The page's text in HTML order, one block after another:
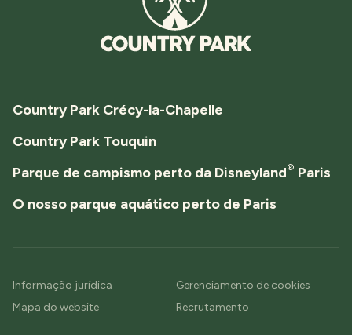
Country Park Crécy-la-Chapelle
Country Park Touquin
Parque de campismo perto da Disneyland® Paris
O nosso parque aquático perto de Paris
Informação jurídica
Gerenciamento de cookies
Mapa do website
Recrutamento